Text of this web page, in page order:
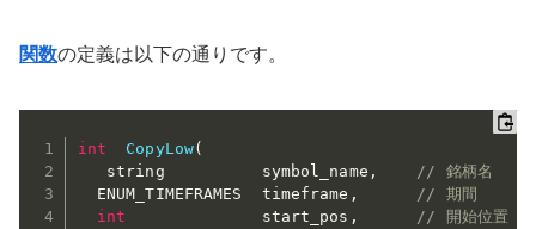
関数の定義は以下の通りです。
int CopyLow(
   string          symbol_name
,
// 銘柄名
  ENUM_TIMEFRAMES  timeframe
,
// 期間
int
              start_pos
,
// 開始位置